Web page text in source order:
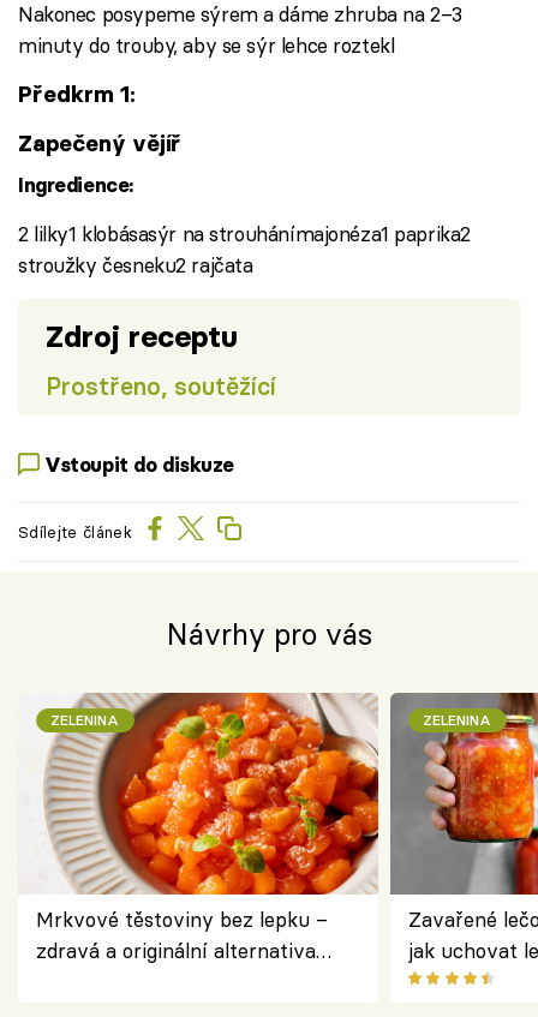
Nakonec posypeme sýrem a dáme zhruba na 2–3
minuty do trouby, aby se sýr lehce roztekl
Předkrm 1:
Zapečený vějíř
Ingredience:
2 lilky1 klobásasýr na strouhánímajonéza1 paprika2
stroužky česneku2 rajčata
Zdroj receptu
Prostřeno, soutěžící
Vstoupit do diskuze
Sdílejte článek
Návrhy pro vás
ZELENINA
Mrkvové těstoviny bez lepku –
zdravá a originální alternativa
ZELENINA
Zavařené
jak uchovat